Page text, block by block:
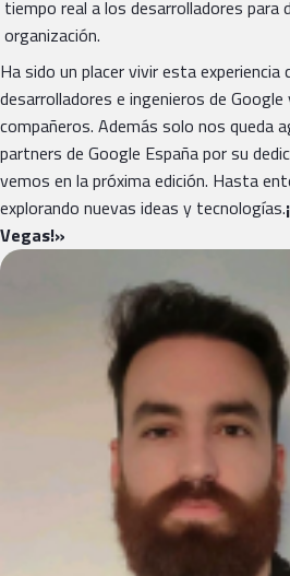
tiempo real a los desarrolladores para
organización.
Ha sido un placer vivir esta
desarrolladores e ingenieros de
compañeros. Además solo nos queda
partners de Google España por su
vemos en la próxima edición. Hasta
explorando nuevas ideas y tecnologías.
Vegas!»